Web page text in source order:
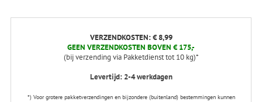
VERZENDKOSTEN: € 8,99
GEEN VERZENDKOSTEN BOVEN € 175,-
(bij verzending via Pakketdienst tot 10 kg)*
Levertijd: 2-4 werkdagen
*) Voor grotere pakketverzendingen en bijzondere (buitenland) bestemmingen kunnen